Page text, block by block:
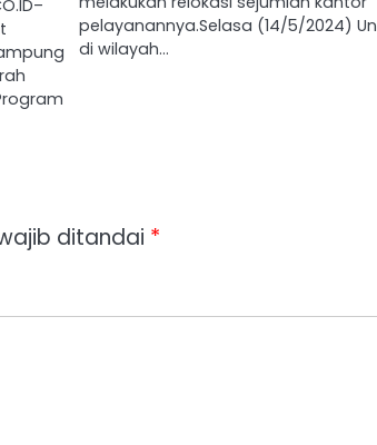
pelayanannya.Selasa (14/5/2024)
di wilayah…
ditandai *